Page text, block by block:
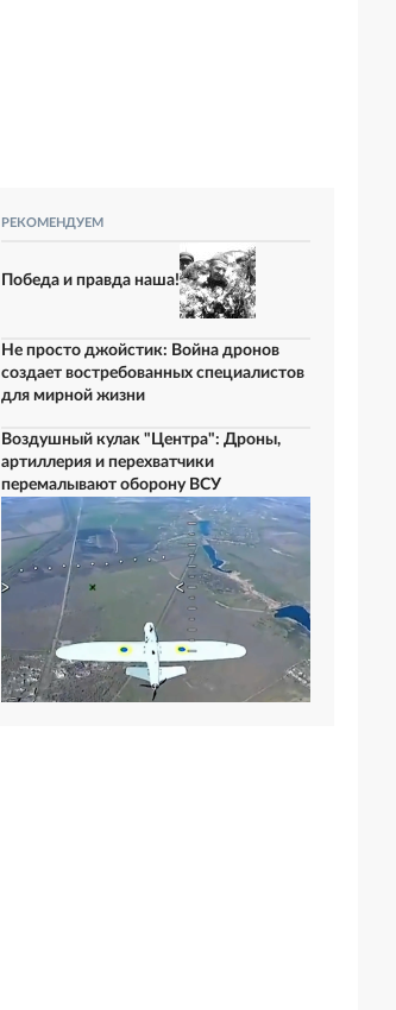
РЕКОМЕНДУЕМ
Победа и правда наша!
Не просто джойстик: Война дронов
создает востребованных специалистов
для мирной жизни
Воздушный кулак "Центра": Дроны,
артиллерия и перехватчики
перемалывают оборону ВСУ